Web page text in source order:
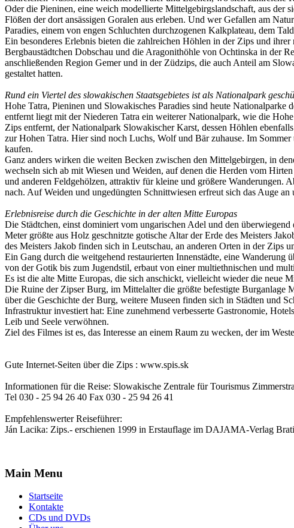
Oder die Pieninen, eine weich modellierte Mittelgebirgslandschaft, aus der
Flößen der dort ansässigen Goralen aus erleben. Und wer Gefallen am
Paradies, einem von engen Schluchten durchzogenen Kalkplateau, dem
Ein besonderes Erlebnis bieten die zahlreichen Höhlen in der Zips und
Bergbaustädtchen Dobschau und die Aragonithöhle von Ochtinska in der
anschließenden Region Gemer und in der Züdzips, die auch Anteil am
gestaltet hatten.
Rund ein Viertel des slowakischen Staatsgebietes ist als Nationalpark
Hohe Tatra, Pieninen und Slowakisches Paradies sind heute
entfernt liegt mit der Niederen Tatra ein weiterer Nationalpark, wie die
Zips entfernt, der Nationalpark Slowakischer Karst, dessen Höhlen
zur Hohen Tatra. Hier sind noch Luchs, Wolf und Bär zuhause. Im
kaufen.
Ganz anders wirken die weiten Becken zwischen den Mittelgebirgen, in
wechseln sich ab mit Wiesen und Weiden, auf denen die Herden vom
und anderen Feldgehölzen, attraktiv für kleine und größere Wanderungen.
nach. Auf Weiden und ungedüngten Schnittwiesen erfreut sich das Auge
Erlebnisreise durch die Geschichte in der alten Mitte Europas
Die Städtchen, einst dominiert vom ungarischen Adel und den
Meter größte aus Holz geschnitzte gotische Altar der Erde des Meisters
des Meisters Jakob finden sich in Leutschau, an anderen Orten in der
Ein Gang durch die weitgehend restaurierten Innenstädte, eine Wanderung
von der Gotik bis zum Jugendstil, erbaut von einer multiethnischen und
Es ist die alte Mitte Europas, die sich anschickt, vielleicht wieder die neue
Die Ruine der Zipser Burg, im Mittelalter die größte befestigte Burganlage
über die Geschichte der Burg, weitere Museen finden sich in Städten und
Infrastruktur investiert hat: Eine zunehmend verbesserte Gastronomie,
Leib und Seele verwöhnen.
Ziel des Filmes ist es, das Interesse an einem Raum zu wecken, der im
Gute Internet-Seiten über die Zips : www.spis.sk
Informationen für die Reise: Slowakische Zentrale für Tourismus
Tel 030 - 25 94 26 40 Fax 030 - 25 94 26 41
Empfehlenswerter Reiseführer:
Ján Lacika: Zips.- erschienen 1999 in Erstauflage im DAJAMA-Verlag
Main Menu
Startseite
Kontakte
CDs und DVDs